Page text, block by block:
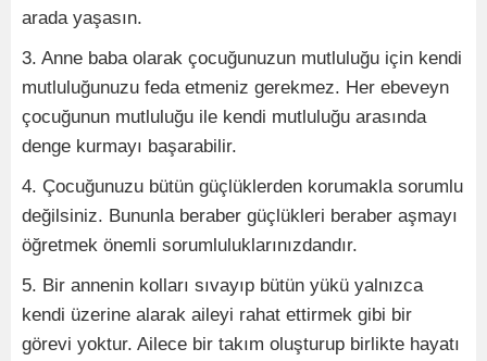
arada yaşasın.
3. Anne baba olarak çocuğunuzun mutluluğu için kendi
mutluluğunuzu feda etmeniz gerekmez. Her ebeveyn
çocuğunun mutluluğu ile kendi mutluluğu arasında
denge kurmayı başarabilir.
4. Çocuğunuzu bütün güçlüklerden korumakla sorumlu
değilsiniz. Bununla beraber güçlükleri beraber aşmayı
öğretmek önemli sorumluluklarınızdandır.
5. Bir annenin kolları sıvayıp bütün yükü yalnızca
kendi üzerine alarak aileyi rahat ettirmek gibi bir
görevi yoktur. Ailece bir takım oluşturup birlikte hayatı